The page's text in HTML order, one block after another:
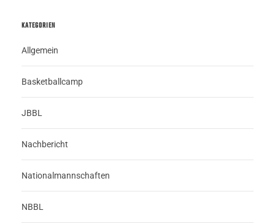
KATEGORIEN
Allgemein
Basketballcamp
JBBL
Nachbericht
Nationalmannschaften
NBBL